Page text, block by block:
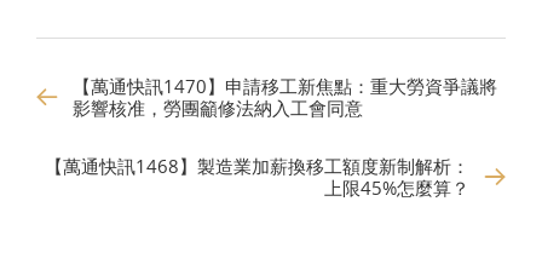
【萬通快訊1470】申請移工新焦點：重大勞資爭議將
影響核准，勞團籲修法納入工會同意
【萬通快訊1468】製造業加薪換移工額度新制解析：
上限45%怎麼算？